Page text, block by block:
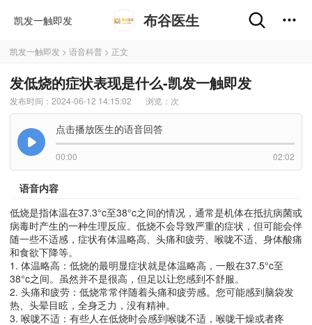
凯发一触即发 布谷医生
凯发一触即发 > 语音科普 > 正文
发低烧的症状表现是什么-凯发一触即发
发布时间：2024-06-12 14:15:02 浏览： 次
点击播放医生的语音回答
00:00 02:02
语音内容
低烧是指体温在37.3°c至38°c之间的情况，通常是机体在抵抗病菌或
病毒时产生的一种生理反应。低烧不会导致严重的症状，但可能会伴
随一些不适感，症状有体温略高、头痛和疲劳、喉咙不适、身体酸痛
和食欲下降等。
1. 体温略高：低烧的最明显症状就是体温略高，一般在37.5°c至
38°c之间。虽然并不是很高，但足以让您感到不舒服。
2. 头痛和疲劳：低烧常常伴随着头痛和疲劳感。您可能感到脑袋发
热、头晕目眩，全身乏力，没有精神。
3. 喉咙不适：有些人在低烧时会感到喉咙不适，喉咙干燥或者疼